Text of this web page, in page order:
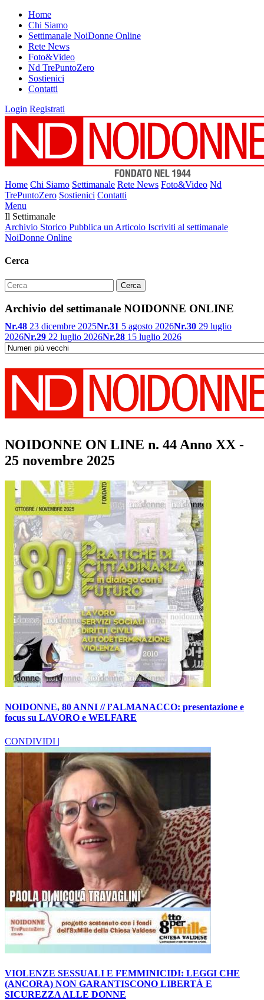
Home
Chi Siamo
Settimanale NoiDonne Online
Rete News
Foto&Video
Nd TrePuntoZero
Sostienici
Contatti
Login Registrati
Home Chi Siamo Settimanale Rete News Foto&Video Nd
TrePuntoZero Sostienici Contatti
Menu
Il Settimanale
Archivio Storico Pubblica un Articolo Iscriviti al settimanale
NoiDonne Online
Cerca
Archivio del settimanale NOIDONNE ONLINE
Nr.48 23 dicembre 2025Nr.31 5 agosto 2026Nr.30 29 luglio
2026Nr.29 22 luglio 2026Nr.28 15 luglio 2026
NOIDONNE ON LINE n. 44 Anno XX -
25 novembre 2025
NOIDONNE, 80 ANNI // l’ALMANACCO: presentazione e
focus su LAVORO e WELFARE
CONDIVIDI |
VIOLENZE SESSUALI E FEMMINICIDI: LEGGI CHE
(ANCORA) NON GARANTISCONO LIBERTÀ E
SICUREZZA ALLE DONNE